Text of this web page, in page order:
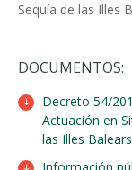
Sequía de las Illes
DOCUMENTOS:
Decreto 54/
Actuación en
las Illes Balears